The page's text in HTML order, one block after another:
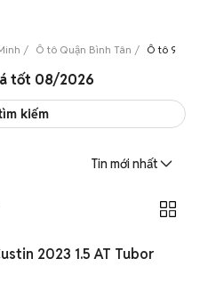
Ô tô Quận Bình Tân Ô tô 9
tốt 08/2026
kiếm
Tin mới nhất
2023 1.5 AT Tubor